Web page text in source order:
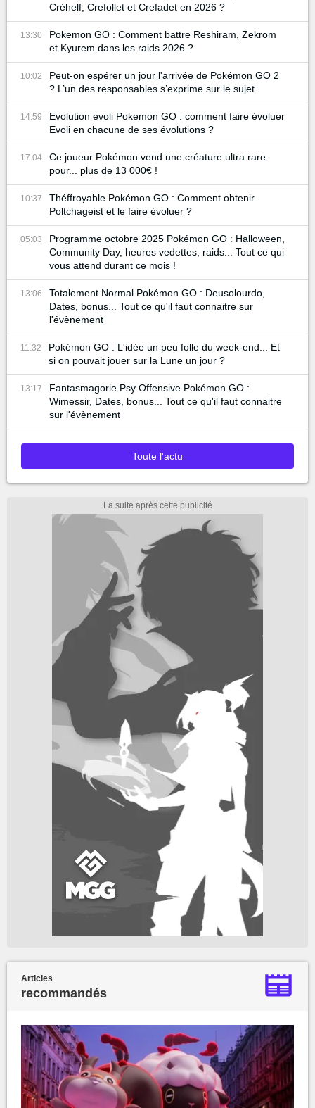
Créhelf, Crefollet et Crefadet en 2026 ?
13:30
Pokemon GO : Comment battre Reshiram, Zekrom
et Kyurem dans les raids 2026 ?
10:02
Peut-on espérer un jour l'arrivée de Pokémon GO 2
? L’un des responsables s’exprime sur le sujet
14:59
Evolution evoli Pokemon GO : comment faire évoluer
Evoli en chacune de ses évolutions ?
17:04
Ce joueur Pokémon vend une créature ultra rare
pour... plus de 13 000€ !
10:37
Théffroyable Pokémon GO : Comment obtenir
Poltchageist et le faire évoluer ?
05:03
Programme octobre 2025 Pokémon GO : Halloween,
Community Day, heures vedettes, raids... Tout ce qui
vous attend durant ce mois !
13:06
Totalement Normal Pokémon GO : Deusolourdo,
Dates, bonus... Tout ce qu'il faut connaitre sur
l'évènement
11:32
Pokémon GO : L'idée un peu folle du week-end... Et
si on pouvait jouer sur la Lune un jour ?
13:17
Fantasmagorie Psy Offensive Pokémon GO :
Wimessir, Dates, bonus... Tout ce qu'il faut connaitre
sur l'évènement
Toute l'actu
Articles
recommandés